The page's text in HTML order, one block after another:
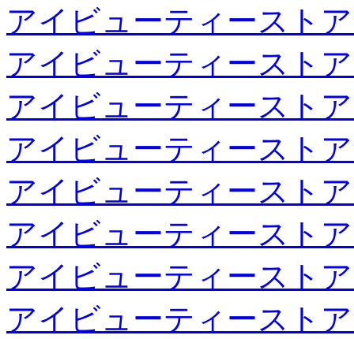
アイビューティースト
アイビューティースト
アイビューティースト
アイビューティースト
アイビューティースト
アイビューティースト
アイビューティースト
アイビューティースト